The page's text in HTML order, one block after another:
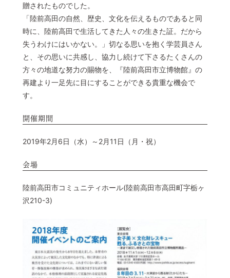
贈されたものでした。
「陸前高田の自然、歴史、文化を伝えるものであると同
時に、陸前高田で生活してきた人々の生きた証。だから
失うわけにはいかない。」切なる思いを抱く学芸員さん
と、その思いに共感し、協力し続けて下さるたくさんの
方々の地道な努力の賜物を、『陸前高田市立博物館』の
再建より一足先に目にすることができる貴重な機会で
す。
開催期間
2019年2月6日（水）～2月11日（月・祝）
会場
陸前高田市コミュニティホール(陸前高田市高田町字栃ヶ
沢210-3)